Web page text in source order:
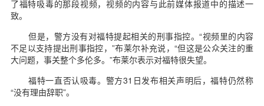
了福特吸毒的那段视频，视频的内容与此前媒体报道中的描述一
致。
但是，警方没有对福特提起相关的刑事指控。“视频里的内容
不足以支持提出刑事指控，”布莱尔补充说，“但这是公众关注的重
大问题，事关整个多伦多。”布莱尔表示对福特很失望。
福特一直否认吸毒。警方31日发布相关声明后，福特仍然称
“没有理由辞职”。